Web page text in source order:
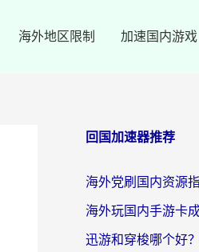
海外地区限制 加速国内游戏
回国加速器推荐